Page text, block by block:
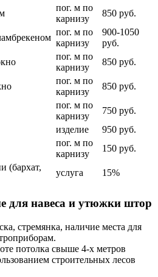
пог. м по
карнизу
850 руб.
пог. м по
карнизу
900-1050
руб.
пог. м по
карнизу
850 руб.
пог. м по
карнизу
850 руб.
пог. м по
карнизу
750 руб.
изделие
950 руб.
пог. м по
карнизу
150 руб.
(бархат,
услуга 15%
для навеса и утюжки штор
стремянка, наличие места для
потолка свыше 4-х метров
строительных лесов